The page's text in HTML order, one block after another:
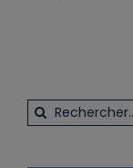
Rechercher: